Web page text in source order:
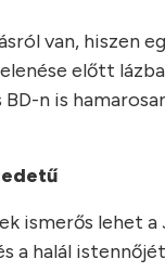
van, hiszen
előtt
BD-n is
ismerős lehet a
a halál